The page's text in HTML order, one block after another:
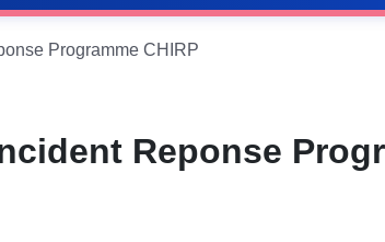
Programme CHIRP
Reponse